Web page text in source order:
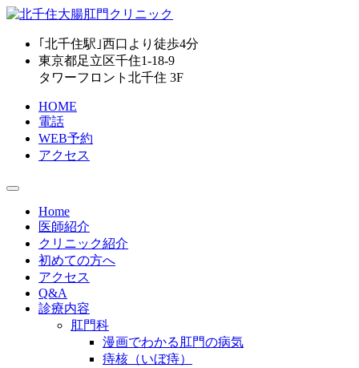
｢北千住駅｣西口より 徒歩4分
東京都足立区千住1-18-9
タワーフロント北千住 3F
HOME
電話
WEB予約
アクセス
Home
医師紹介
クリニック紹介
初めての方へ
アクセス
Q&A
診療内容
肛門科
漫画でわかる肛門の病気
痔核（いぼ痔）